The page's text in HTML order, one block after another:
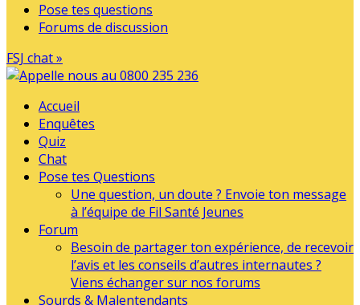
Pose tes questions
Forums de discussion
FSJ chat »
Accueil
Enquêtes
Quiz
Chat
Pose tes Questions
Une question, un doute ? Envoie ton message
à l’équipe de Fil Santé Jeunes
Forum
Besoin de partager ton expérience, de recevoir
l’avis et les conseils d’autres internautes ?
Viens échanger sur nos forums
Sourds & Malentendants